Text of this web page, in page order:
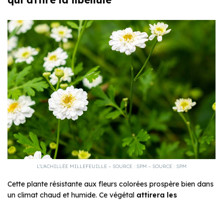
L’L’ACHILLÉE MILLEFEUILLE – SOURCE : SPM – SOURCE : SPM
Cette plante résistante aux fleurs colorées prospère bien dans
un climat chaud et humide. Ce végétal attirera les